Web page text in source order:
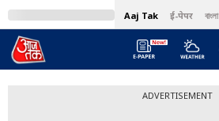
Aaj Tak ई-पेपर বাংলা
ADVERTISEMENT